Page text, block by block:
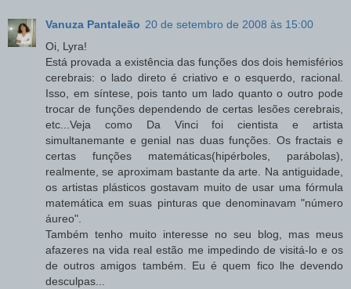
Vanuza Pantaleão 20 de setembro de 2008 às 15:00
Oi, Lyra!
Está provada a existência das funções dos dois hemisférios
cerebrais: o lado direto é criativo e o esquerdo, racional.
Isso, em síntese, pois tanto um lado quanto o outro pode
trocar de funções dependendo de certas lesões cerebrais,
etc...Veja como Da Vinci foi cientista e artista
simultanemante e genial nas duas funções. Os fractais e
certas funções matemáticas(hipérboles, parábolas),
realmente, se aproximam bastante da arte. Na antiguidade,
os artistas plásticos gostavam muito de usar uma fórmula
matemática em suas pinturas que denominavam "número
áureo".
Também tenho muito interesse no seu blog, mas meus
afazeres na vida real estão me impedindo de visitá-lo e os
de outros amigos também. Eu é quem fico lhe devendo
desculpas...